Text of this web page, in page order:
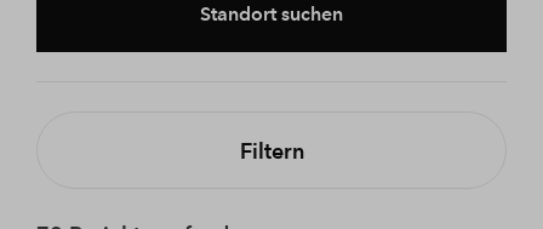
Standort suchen
Filtern